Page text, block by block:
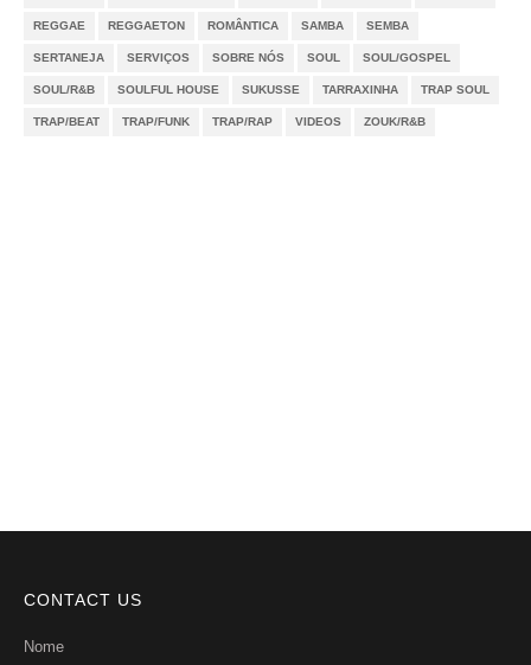
REGGAE REGGAETON ROMÂNTICA SAMBA SEMBA
SERTANEJA SERVIÇOS SOBRE NÓS SOUL SOUL/GOSPEL
SOUL/R&B SOULFUL HOUSE SUKUSSE TARRAXINHA TRAP SOUL
TRAP/BEAT TRAP/FUNK TRAP/RAP VIDEOS ZOUK/R&B
CONTACT US
Nome